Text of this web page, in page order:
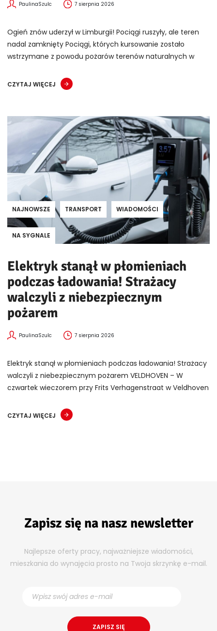
PaulinaSzulc 7 sierpnia 2026
Ogień znów uderzył w Limburgii! Pociągi ruszyły, ale teren
nadal zamknięty Pociągi, których kursowanie zostało
wstrzymane z powodu pożarów terenów naturalnych w
CZYTAJ WIĘCEJ
NAJNOWSZE TRANSPORT WIADOMOŚCI
NA SYGNALE
Elektryk stanął w płomieniach
podczas ładowania! Strażacy
walczyli z niebezpiecznym
pożarem
PaulinaSzulc 7 sierpnia 2026
Elektryk stanął w płomieniach podczas ładowania! Strażacy
walczyli z niebezpiecznym pożarem VELDHOVEN – W
czwartek wieczorem przy Frits Verhagenstraat w Veldhoven
CZYTAJ WIĘCEJ
Zapisz się na nasz newsletter
Najlepsze oferty pracy, najważniejsze wiadomości,
mieszkania do wynajęcia prosto na Twoja skrzynkę e-mail.